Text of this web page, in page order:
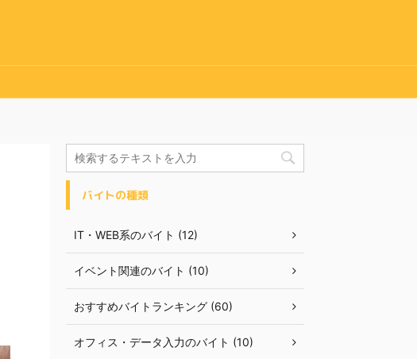
バイトの種類
IT・WEB系のバイト (12)
イベント関連のバイト (10)
おすすめバイトランキング (60)
オフィス・データ入力のバイト (10)